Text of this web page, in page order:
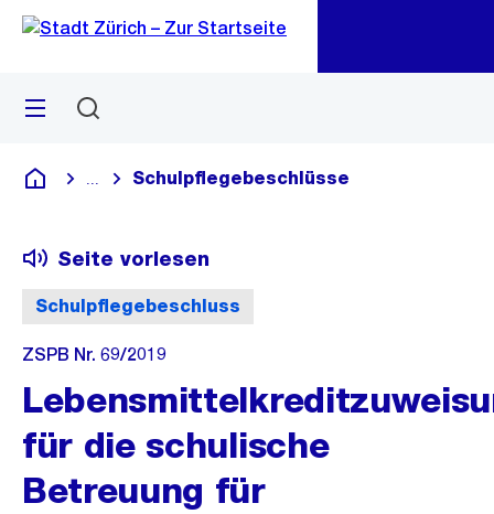
Navigation
Sprunglink
Menü
Deutsch
Blende alle Breadcrumbs ein
Schulpflegebeschlüsse
Schulpflegebeschluss
Seite vorlesen
ZSPB Nr. 69/2019
für die schulische
Betreuung für